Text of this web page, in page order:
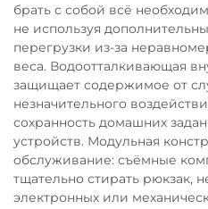
брать с собой всё
не используя
перегрузки из-за
веса. Водоотталкивающая
защищает содержимое от
незначительного
сохранность домашних
устройств. Модульная
обслуживание: съёмные
тщательно стирать рюкзак,
электронных или